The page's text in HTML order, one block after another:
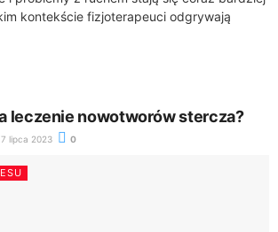
kontekście fizjoterapeuci odgrywają
jakości życia wielu...
leczenie nowotworów stercza?
7 lipca 2023 0